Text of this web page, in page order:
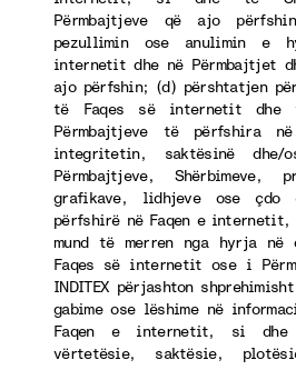
Përmbajtjeve që ajo
pezullimin ose anulimin e
internetit dhe në Përmbajtjet
ajo përfshin; (d) përshtatjen
të Faqes së internetit dhe
Përmbajtjeve të përfshira
integritetin, saktësinë dhe/
Përmbajtjeve, Shërbimeve,
grafikave, lidhjeve ose
përfshirë në Faqen e
mund të merren nga hyrja në
Faqes së internetit ose i
INDITEX përjashton
gabime ose lëshime në
Faqen e internetit, si dhe
vërtetësie, saktësie,